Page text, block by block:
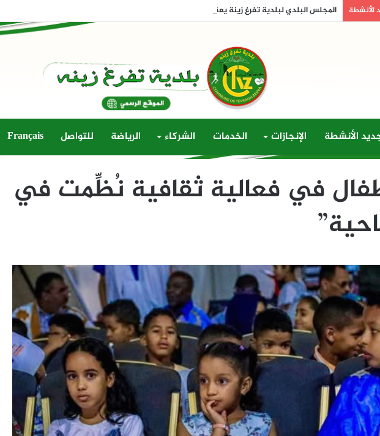
الأنشطة المجلس البلدي لبلدية تفرغ زينة يعقد دورته الثالثة العادية لسنة 2026
الأنشطة الإنجازات الخدمات الشركاء الرياضة للتواصل Français
في فعالية ثقافية نُظِّمت في